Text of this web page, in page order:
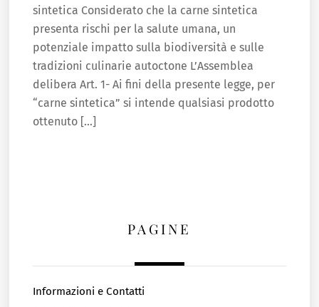
sintetica Considerato che la carne sintetica
presenta rischi per la salute umana, un
potenziale impatto sulla biodiversità e sulle
tradizioni culinarie autoctone L’Assemblea
delibera Art. 1- Ai fini della presente legge, per
“carne sintetica” si intende qualsiasi prodotto
ottenuto […]
PAGINE
Informazioni e Contatti